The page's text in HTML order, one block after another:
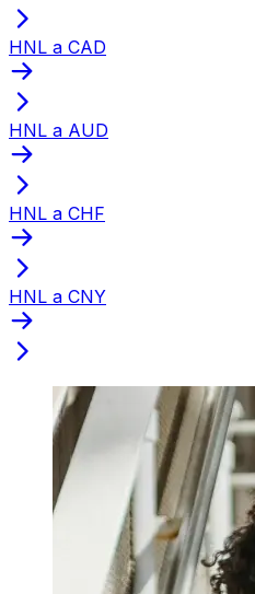
HNL a CAD
HNL a AUD
HNL a CHF
HNL a CNY